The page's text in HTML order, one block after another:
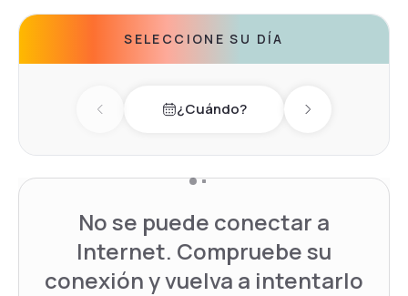
SELECCIONE SU DÍA
Previous day¿Cuándo? Next day
No se puede conectar a
Internet. Compruebe su
conexión y vuelva a intentarlo